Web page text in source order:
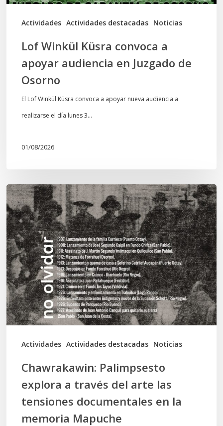
Actividades Actividades destacadas Noticias
Lof Winkül Küsra convoca a
apoyar audiencia en Juzgado de
Osorno
El Lof Winkül Küsra convoca a apoyar nueva audiencia a
realizarse el día lunes 3…
01/08/2026
Actividades Actividades destacadas Noticias
Chawrakawin:
Palimpsesto
explora
a
través
del
arte
las
tensiones
documentales
memoria
Mapuche
Chawrakawin: Palimpsesto
explora a través del arte las
tensiones documentales en la
memoria Mapuche